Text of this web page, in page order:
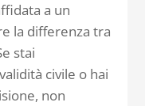
a un
la differenza tra
stai
civile o hai
non